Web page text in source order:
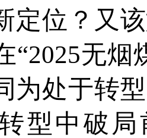
定位？又
“2025无
为处于转
型中破